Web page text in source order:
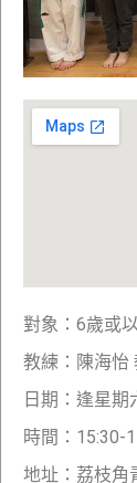
對象：6歲或
教練：陳海怡
日期：逢星期
時間：15:30-
地址：荔枝角